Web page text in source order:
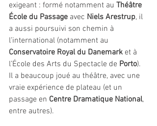
exigeant : formé notamment au Théâtre
École du Passage avec Niels Arestrup, il
a aussi poursuivi son chemin à
l’international (notamment au
Conservatoire Royal du Danemark et à
l’École des Arts du Spectacle de Porto).
Il a beaucoup joué au théâtre, avec une
vraie expérience de plateau (et un
passage en Centre Dramatique National,
entre autres).